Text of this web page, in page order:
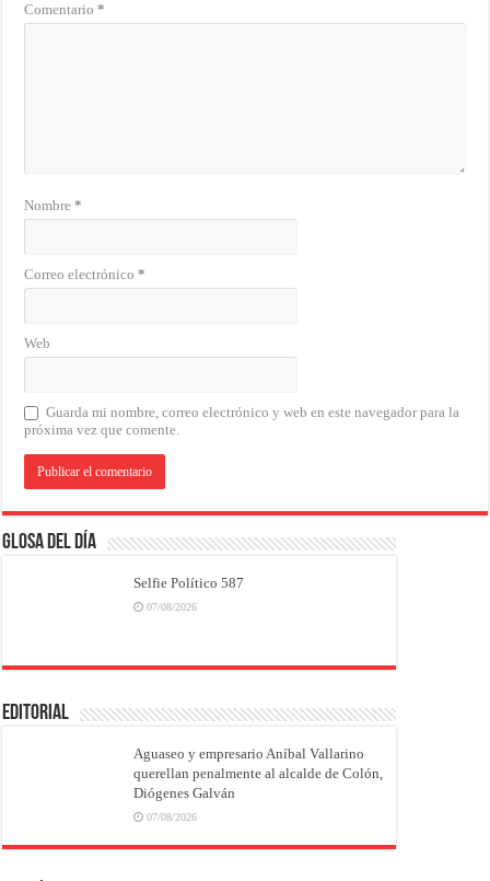
Comentario*
Nombre*
Correo electrónico*
Web
Guarda mi nombre, correo electrónico y web en este navegador para la
próxima vez que comente.
Glosa del Día
Selfie Político 587
07/08/2026
EDITORIAL
Aguaseo y empresario Aníbal Vallarino
querellan penalmente al alcalde de Colón,
Diógenes Galván
07/08/2026